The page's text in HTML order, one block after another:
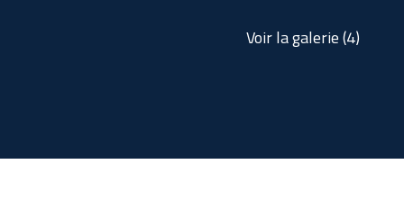
Voir la galerie (4)